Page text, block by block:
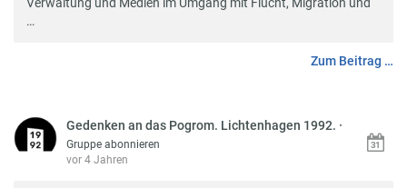
Verwaltung und Medien im Umgang mit Flucht, Migration und
…
Zum Beitrag …
Gedenken an das Pogrom. Lichtenhagen 1992. ·
Gruppe abonnieren
vor 4 Jahren